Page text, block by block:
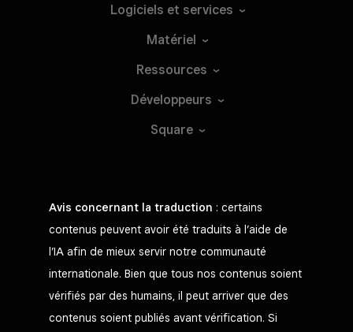
Logiciels et services
Matériel
Ressources
Développeurs
Square
Avis concernant la traduction : certains
contenus peuvent avoir été traduits à l’aide de
l’IA afin de mieux servir notre communauté
internationale. Bien que tous nos contenus soient
vérifiés par des humains, il peut arriver que des
contenus soient publiés avant vérification. Si